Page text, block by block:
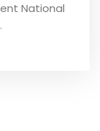
National